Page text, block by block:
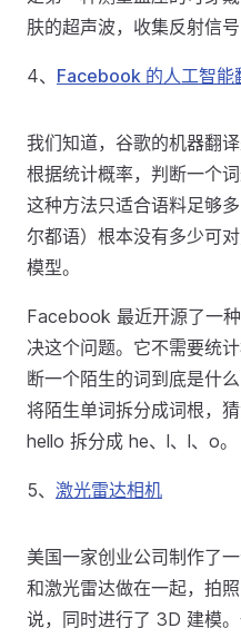
肤的超声波，收集反射信
4、 Facebook 的人工智能
我们知道，谷歌的机器翻
根据统计概率，判断一个
这种方法只适合语料足够
尔都语）根本没有多少可
模型。
Facebook 最近开源了一
决这个问题。它不需要统
断一个陌生的词到底是什
将陌生单词拆分成词根，
hello 拆分成 he、l、l、o。
5、 激光雷达相机
美国一家创业公司制作了
和激光雷达做在一起，拍
说，同时进行了 3D 建模